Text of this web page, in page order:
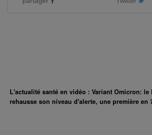
L'actualité santé en vidéo : Variant Omicron: le
rehausse son niveau d'alerte, une première en